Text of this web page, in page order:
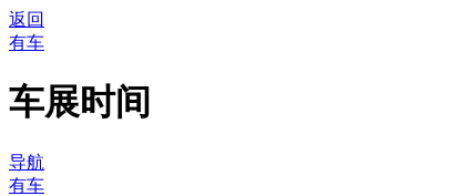
返回
有车
车展时间
导航
有车